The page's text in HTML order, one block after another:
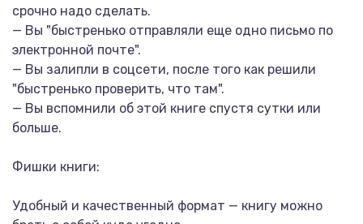
срочно надо сделать.
— Вы "быстренько отправляли еще одно письмо по
электронной почте".
— Вы залипли в соцсети, после того как решили
"быстренько проверить, что там".
— Вы вспомнили об этой книге спустя сутки или
больше.
Фишки книги:
Удобный и качественный формат — книгу можно